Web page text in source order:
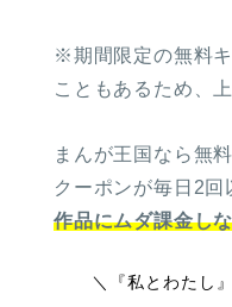
※期間限定の無料
こともあるため、
まんが王国なら無
クーポンが毎日2
作品にムダ課金し
＼ 『私とわたし